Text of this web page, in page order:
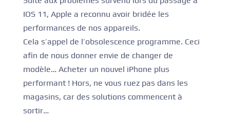
IOS 11, Apple a reconnu avoir bridée les
performances de nos appareils.
Cela s’appel de l’obsolescence programme. Ceci
afin de nous donner envie de changer de
modèle… Acheter un nouvel iPhone plus
performant ! Hors, ne vous ruez pas dans les
magasins, car des solutions commencent à
sortir…